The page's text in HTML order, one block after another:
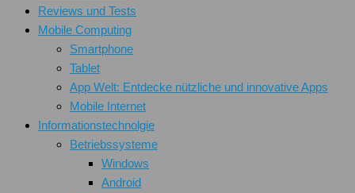
Reviews und Tests
Mobile Computing
Smartphone
Tablet
App Welt: Entdecke nützliche und innovative Apps
Mobile Internet
Informationstechnolgie
Betriebssysteme
Windows
Android